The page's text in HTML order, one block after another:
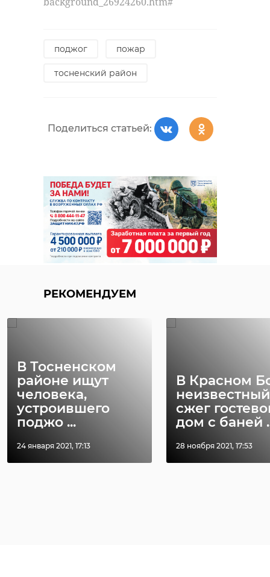
поджог пожар
тосненский район
Поделиться статьей:
РЕКОМЕНДУЕМ
В Тосненском
районе ищут
человека,
устроившего
поджо ...
24 января 2021, 17:13
В Красном
неизвестный
сжег
дом с баней
28 ноября 2021, 17:53